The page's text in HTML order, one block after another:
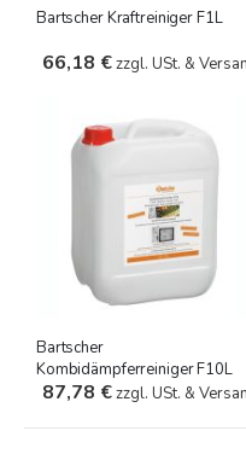
Bartscher Kraftreiniger F1L
66,18 €zzgl. USt. &
Bartscher
Kombidämpferreiniger F10L
87,78 €zzgl. USt. &